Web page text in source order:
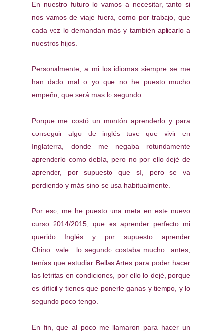
En nuestro futuro lo vamos a necesitar, tanto si
nos vamos de viaje fuera, como por trabajo, que
cada vez lo demandan más y también aplicarlo a
nuestros hijos.
Personalmente, a mi los idiomas siempre se me
han dado mal o yo que no he puesto mucho
empeño, que será mas lo segundo...
Porque me costó un montón aprenderlo y para
conseguir algo de inglés tuve que vivir en
Inglaterra, donde me negaba rotundamente
aprenderlo como debía, pero no por ello dejé de
aprender, por supuesto que sí, pero se va
perdiendo y más sino se usa habitualmente.
Por eso, me he puesto una meta en este nuevo
curso 2014/2015, que es aprender perfecto mi
querido Inglés y por supuesto aprender
Chino...vale.. lo segundo costaba mucho antes,
tenías que estudiar Bellas Artes para poder hacer
las letritas en condiciones, por ello lo dejé, porque
es difícil y tienes que ponerle ganas y tiempo, y lo
segundo poco tengo.
En fin, que al poco me llamaron para hacer un